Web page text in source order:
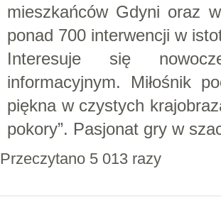
mieszkańców Gdyni oraz
ponad 700 interwencji w
Interesuje się
informacyjnym. Miłośnik
piękna w czystych
pokory”. Pasjonat gry w
Przeczytano 5 013 razy